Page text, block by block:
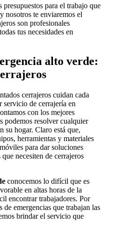
presupuestos para el trabajo que
nosotros te enviaremos el
son profesionales
tus necesidades en
alto verde:
cerrajeros cuidan cada
servicio de cerrajería en
con los mejores
podemos resolver cualquier
su hogar. Claro está que,
herramientas y materiales
para dar soluciones
necesiten de cerrajeros
conocemos lo difícil que es
en altas horas de la
encontrar trabajadores. Por
de emergencias que trabajan las
brindar el servicio que